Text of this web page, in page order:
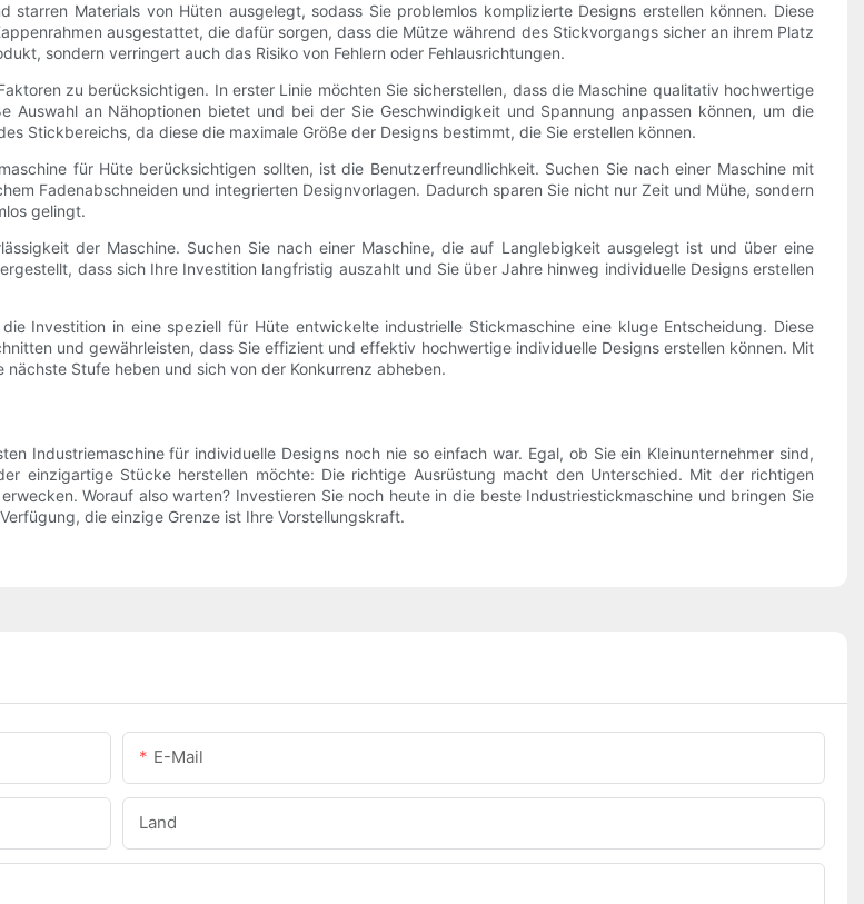
Materials von Hüten ausgelegt, sodass Sie problemlos komplizierte Designs erstellen können. Diese
ausgestattet, die dafür sorgen, dass die Mütze während des Stickvorgangs sicher an ihrem Platz
sondern verringert auch das Risiko von Fehlern oder Fehlausrichtungen.
zu berücksichtigen. In erster Linie möchten Sie sicherstellen, dass die Maschine qualitativ hochwertige
Auswahl an Nähoptionen bietet und bei der Sie Geschwindigkeit und Spannung anpassen können, um die
Stickbereichs, da diese die maximale Größe der Designs bestimmt, die Sie erstellen können.
für Hüte berücksichtigen sollten, ist die Benutzerfreundlichkeit. Suchen Sie nach einer Maschine mit
Fadenabschneiden und integrierten Designvorlagen. Dadurch sparen Sie nicht nur Zeit und Mühe, sondern
gelingt.
der Maschine. Suchen Sie nach einer Maschine, die auf Langlebigkeit ausgelegt ist und über eine
dass sich Ihre Investition langfristig auszahlt und Sie über Jahre hinweg individuelle Designs erstellen
Investition in eine speziell für Hüte entwickelte industrielle Stickmaschine eine kluge Entscheidung. Diese
und gewährleisten, dass Sie effizient und effektiv hochwertige individuelle Designs erstellen können. Mit
Stufe heben und sich von der Konkurrenz abheben.
Industriemaschine für individuelle Designs noch nie so einfach war. Egal, ob Sie ein Kleinunternehmer sind,
einzigartige Stücke herstellen möchte: Die richtige Ausrüstung macht den Unterschied. Mit der richtigen
Worauf also warten? Investieren Sie noch heute in die beste Industriestickmaschine und bringen Sie
die einzige Grenze ist Ihre Vorstellungskraft.
E-Mail
Land